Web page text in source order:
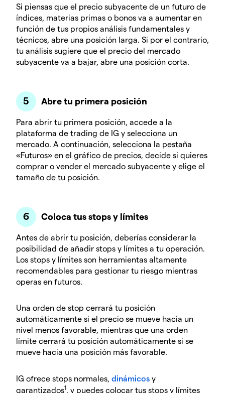
Si piensas que el precio subyacente de un futuro de
índices, materias primas o bonos va a aumentar en
función de tus propios análisis fundamentales y
técnicos, abre una posición larga. Si por el contrario,
tu análisis sugiere que el precio del mercado
subyacente va a bajar, abre una posición corta.
Abre tu primera posición
Para abrir tu primera posición, accede a la
plataforma de trading de IG y selecciona un
mercado. A continuación, selecciona la pestaña
«Futuros» en el gráfico de precios, decide si quieres
comprar o vender el mercado subyacente y elige el
tamaño de tu posición.
Coloca tus stops y límites
Antes de abrir tu posición, deberías considerar la
posibilidad de añadir stops y límites a tu operación.
Los stops y límites son herramientas altamente
recomendables para gestionar tu riesgo mientras
operas en futuros.
Una orden de stop cerrará tu posición
automáticamente si el precio se mueve hacia un
nivel menos favorable, mientras que una orden
límite cerrará tu posición automáticamente si se
mueve hacia una posición más favorable.
IG ofrece stops normales, dinámicos y
garantizados1, y puedes colocar tus stops y límites